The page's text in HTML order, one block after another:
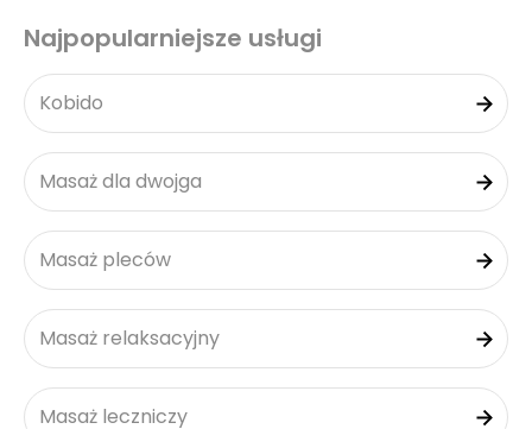
Najpopularniejsze usługi
Kobido
Masaż dla dwojga
Masaż pleców
Masaż relaksacyjny
Masaż leczniczy